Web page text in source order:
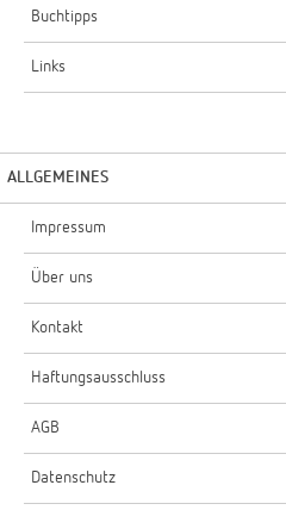
Buchtipps
Links
ALLGEMEINES
Impressum
Über uns
Kontakt
Haftungsausschluss
AGB
Datenschutz